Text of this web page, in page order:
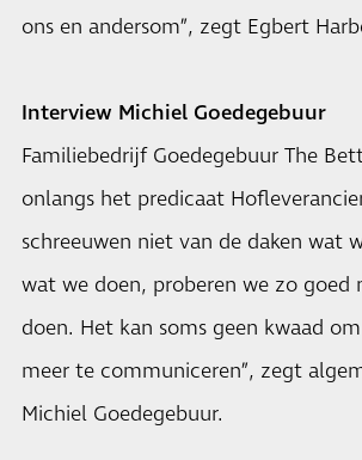
ons en andersom”, zegt Egbert
Interview Michiel Goedegebuur
Familiebedrijf Goedegebuur The
onlangs het predicaat
schreeuwen niet van de daken wat
wat we doen, proberen we zo goed
doen. Het kan soms geen kwaad
meer te communiceren”, zegt
Michiel Goedegebuur.